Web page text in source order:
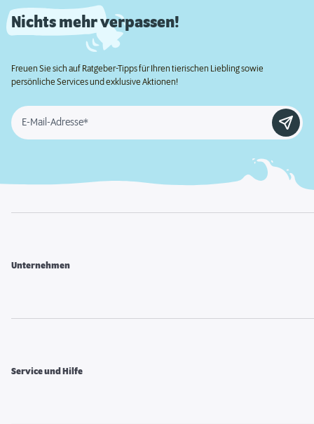
Nichts mehr verpassen!
Freuen Sie sich auf Ratgeber-Tipps für Ihren tierischen Liebling sowie
persönliche Services und exklusive Aktionen!
E-Mail-Adresse*
Unternehmen
Service und Hilfe